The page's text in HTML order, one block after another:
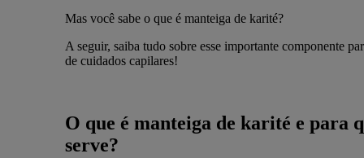
Mas você sabe o que é manteiga de karité?
A seguir, saiba tudo sobre esse importante componente
de cuidados capilares!
O que é manteiga de karité e para
serve?